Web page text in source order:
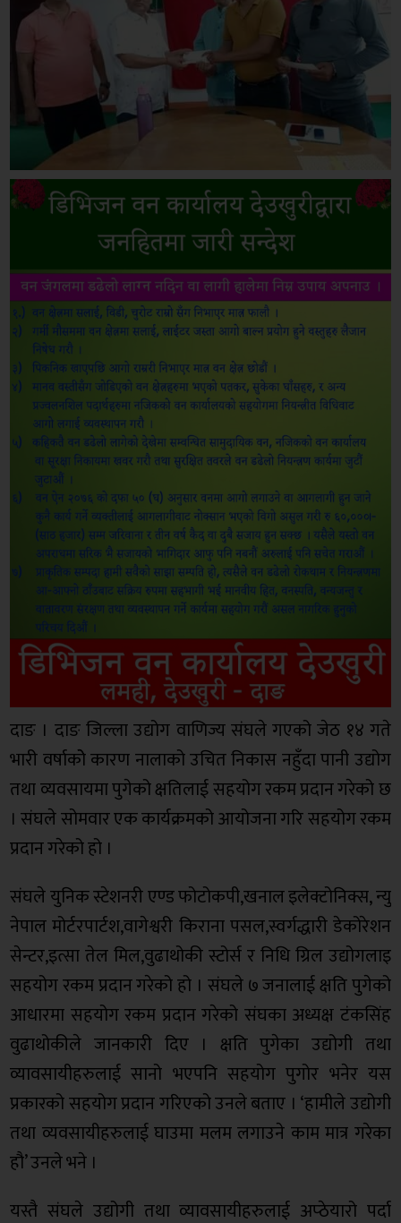
दाङ । दाङ जिल्ला उद्योग वाणिज्य संघले गएको जेठ १४ गते
भारी वर्षाकोे कारण नालाको उचित निकास नहुँदा पानी उद्योग
तथा व्यवसायमा पुगेको क्षतिलाई सहयोग रकम प्रदान गरेको छ
। संघले सोमवार एक कार्यक्रमको आयोजना गरि सहयोग रकम
प्रदान गरेको हो ।
संघले युनिक स्टेशनरी एण्ड फोटोकपी,खनाल इलेक्टोनिक्स, न्यु
नेपाल मोर्टरपार्टश,वागेश्वरी किराना पसल,स्वर्गद्धारी डेकोरेशन
सेन्टर,इत्सा तेल मिल,वुढाथोकी स्टोर्स र निधि ग्रिल उद्योगलाइ
सहयोग रकम प्रदान गरेको हो । संघले ७ जनालाई क्षति पुगेको
आधारमा सहयोग रकम प्रदान गरेको संघका अध्यक्ष टंकसिंह
वुढाथोकीले जानकारी दिए । क्षति पुगेका उद्योगी तथा
व्यावसायीहरुलाई सानो भएपनि सहयोग पुगोर भनेर यस
प्रकारको सहयोग प्रदान गरिएको उनले बताए । ‘हामीले उद्योगी
तथा व्यवसायीहरुलाई घाउमा मलम लगाउने काम मात्र गरेका
हौ’ उनले भने ।
यस्तै संघले उद्योगी तथा व्यावसायीहरुलाई अप्ठेयारो पर्दा